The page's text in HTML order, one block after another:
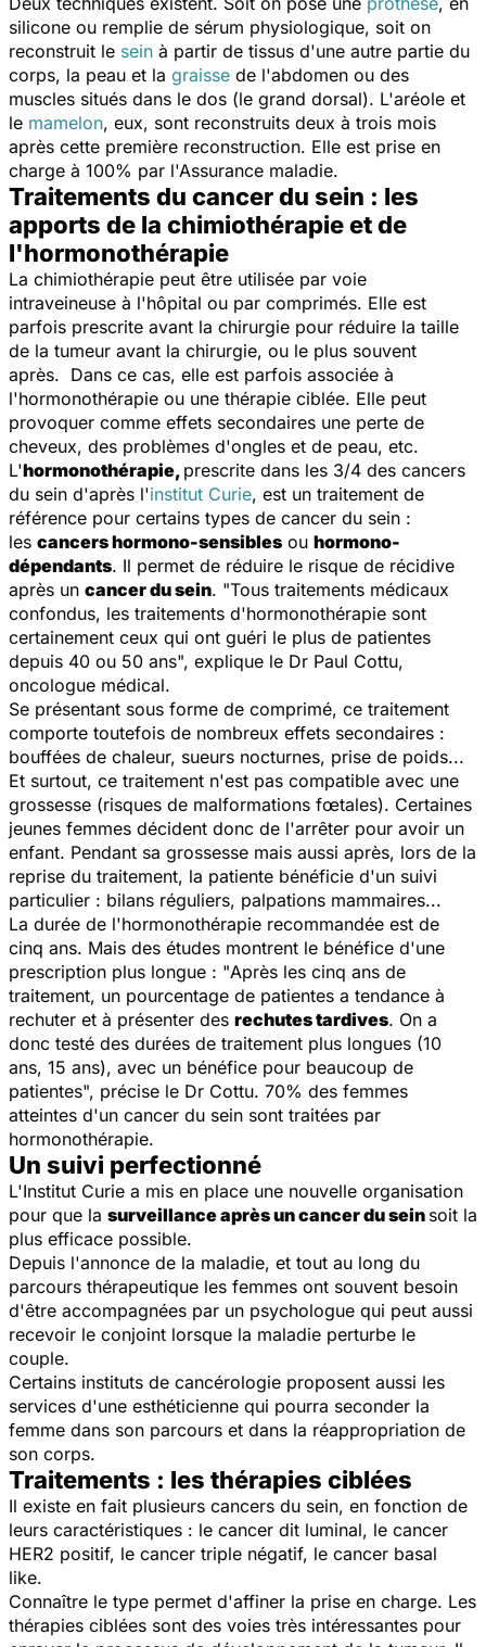
silicone ou remplie de sérum physiologique, soit on
reconstruit le sein à partir de tissus d'une autre partie du
corps, la peau et la graisse de l'abdomen ou des
muscles situés dans le dos (le grand dorsal). L'aréole et
le mamelon, eux, sont reconstruits deux à trois mois
après cette première reconstruction. Elle est prise en
charge à 100% par l'Assurance maladie.
Traitements du cancer du sein : les
apports de la chimiothérapie et de
l'hormonothérapie
La chimiothérapie peut être utilisée par voie
intraveineuse à l'hôpital ou par comprimés. Elle est
parfois prescrite avant la chirurgie pour réduire la taille
de la tumeur avant la chirurgie, ou le plus souvent
après. Dans ce cas, elle est parfois associée à
l'hormonothérapie ou une thérapie ciblée. Elle peut
provoquer comme effets secondaires une perte de
cheveux, des problèmes d'ongles et de peau, etc.
L'hormonothérapie, prescrite dans les 3/4 des cancers
du sein d'après l'institut Curie, est un traitement de
référence pour certains types de cancer du sein :
les cancers hormono-sensibles ou hormono-
dépendants. Il permet de réduire le risque de récidive
après un cancer du sein. "Tous traitements médicaux
confondus, les traitements d'hormonothérapie sont
certainement ceux qui ont guéri le plus de patientes
depuis 40 ou 50 ans", explique le Dr Paul Cottu,
oncologue médical.
Se présentant sous forme de comprimé, ce traitement
comporte toutefois de nombreux effets secondaires :
bouffées de chaleur, sueurs nocturnes, prise de poids...
Et surtout, ce traitement n'est pas compatible avec une
grossesse (risques de malformations fœtales). Certaines
jeunes femmes décident donc de l'arrêter pour avoir un
enfant. Pendant sa grossesse mais aussi après, lors de la
reprise du traitement, la patiente bénéficie d'un suivi
particulier : bilans réguliers, palpations mammaires...
La durée de l'hormonothérapie recommandée est de
cinq ans. Mais des études montrent le bénéfice d'une
prescription plus longue : "Après les cinq ans de
traitement, un pourcentage de patientes a tendance à
rechuter et à présenter des rechutes tardives. On a
donc testé des durées de traitement plus longues (10
ans, 15 ans), avec un bénéfice pour beaucoup de
patientes", précise le Dr Cottu. 70% des femmes
atteintes d'un cancer du sein sont traitées par
hormonothérapie.
Un suivi perfectionné
L'Institut Curie a mis en place une nouvelle organisation
pour que la surveillance après un cancer du sein soit la
plus efficace possible.
Depuis l'annonce de la maladie, et tout au long du
parcours thérapeutique les femmes ont souvent besoin
d'être accompagnées par un psychologue qui peut aussi
recevoir le conjoint lorsque la maladie perturbe le
couple.
Certains instituts de cancérologie proposent aussi les
services d'une esthéticienne qui pourra seconder la
femme dans son parcours et dans la réappropriation de
son corps.
Traitements : les thérapies ciblées
Il existe en fait plusieurs cancers du sein, en fonction de
leurs caractéristiques : le cancer dit luminal, le cancer
HER2 positif, le cancer triple négatif, le cancer basal
like.
Connaître le type permet d'affiner la prise en charge. Les
thérapies ciblées sont des voies très intéressantes pour